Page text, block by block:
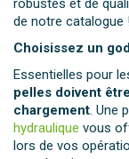
robustes et de
de notre catalogue !
Choisissez un
Essentielles pour
pelles doivent
chargement. Une
hydraulique vous
lors de vos